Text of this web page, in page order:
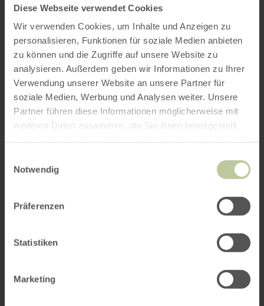
Diese Webseite verwendet Cookies
Wir verwenden Cookies, um Inhalte und Anzeigen zu
personalisieren, Funktionen für soziale Medien anbieten
zu können und die Zugriffe auf unsere Website zu
analysieren. Außerdem geben wir Informationen zu Ihrer
Verwendung unserer Website an unsere Partner für
soziale Medien, Werbung und Analysen weiter. Unsere
Partner führen diese Informationen möglicherweise mit
weiteren Daten zusammen, die Sie ihnen bereitgestellt
Notwendig
Präferenzen
Statistiken
Marketing